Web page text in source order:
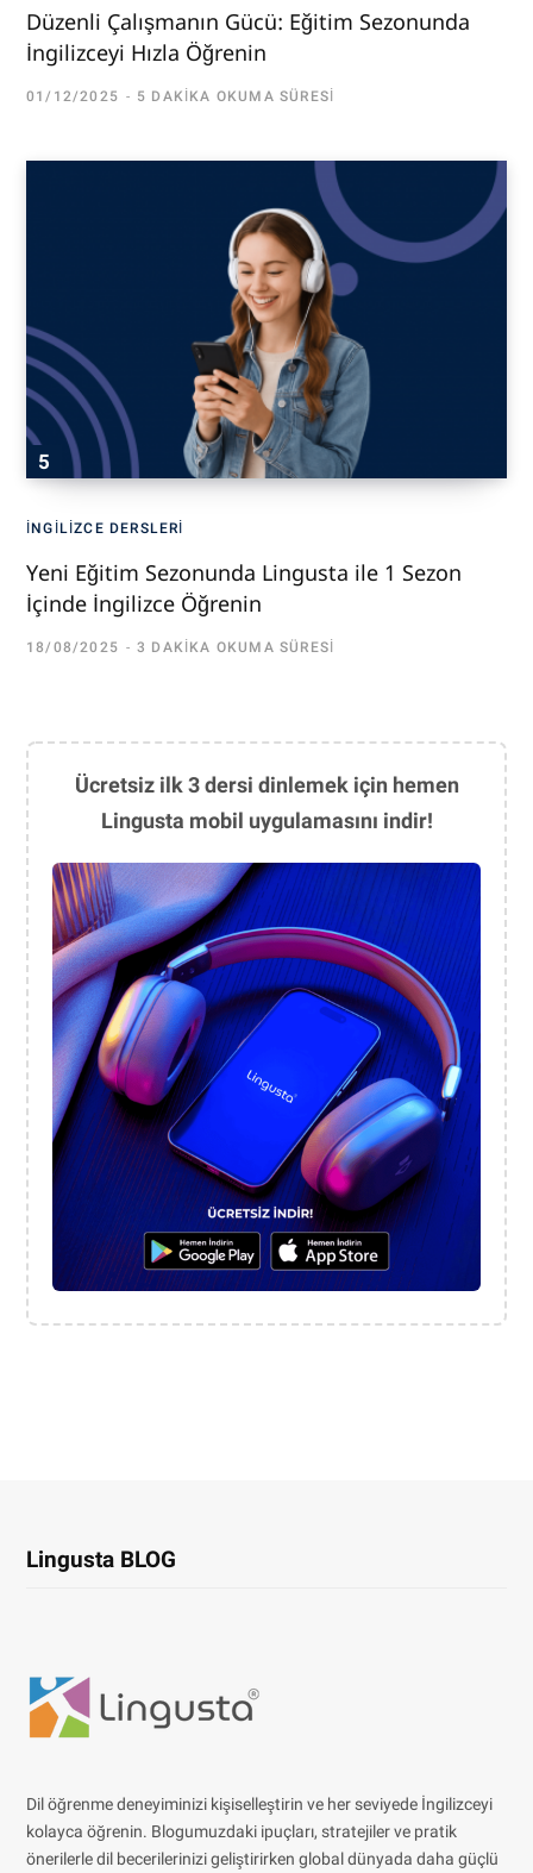
Düzenli Çalışmanın Gücü: Eğitim Sezonunda
İngilizceyi Hızla Öğrenin
01/12/2025 5 DAKIKA OKUMA SÜRESI
İNGILIZCE DERSLERI
Yeni Eğitim Sezonunda Lingusta ile 1 Sezon
İçinde İngilizce Öğrenin
18/08/2025 3 DAKIKA OKUMA SÜRESI
Ücretsiz ilk 3 dersi dinlemek için hemen
Lingusta mobil uygulamasını indir!
Lingusta BLOG
Dil öğrenme deneyiminizi kişiselleştirin ve her seviyede İngilizceyi
kolayca öğrenin. Blogumuzdaki ipuçları, stratejiler ve pratik
önerilerle dil becerilerinizi geliştirirken global dünyada daha güçlü